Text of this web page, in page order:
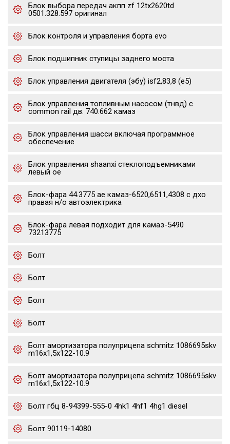
Блок выбора передач акпп zf 12tx2620td
0501.328.597 оригинал
Блок контроля и управления борта evo
Блок подшипник ступицы заднего моста
Блок управления двигателя (эбу) isf2,83,8 (е5)
Блок управления топливным насосом (тнвд) с
common rail дв. 740.662 камаз
Блок управления шасси включая программное
обеспечение
Блок управления shaanxi стеклоподъемниками
левый oe
Блок-фара 44.3775 ae камаз-6520,6511,4308 с дхо
правая н/о автоэлектрика
Блок-фара левая подходит для камаз-5490
73213775
Болт
Болт
Болт
Болт
Болт амортизатора полуприцепа schmitz 1086695skv
m16x1,5х122-10.9
Болт амортизатора полуприцепа schmitz 1086695skv
m16x1,5х122-10.9
Болт гбц 8-94399-555-0 4hk1 4hf1 4hg1 diesel
Болт 90119-14080